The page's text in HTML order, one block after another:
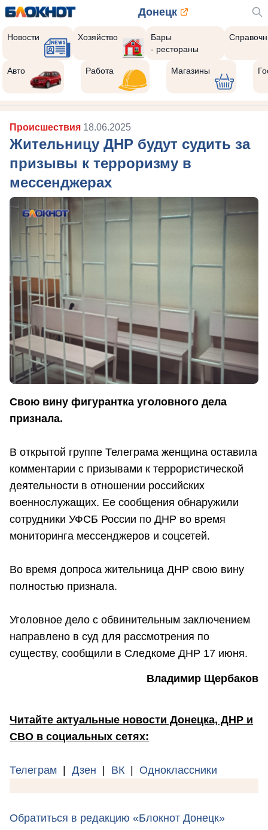
Донецк
Новости Хозяйство
Бары
- рестораны
Авто Работа Магазины
Происшествия 18.06.2025
Жительницу ДНР будут судить за
призывы к терроризму в
мессенджерах
Свою вину фигурантка уголовного дела
признала.
В открытой группе Телеграма женщина оставила
комментарии с призывами к террористической
деятельности в отношении российских
военнослужащих. Ее сообщения обнаружили
сотрудники УФСБ России по ДНР во время
мониторинга мессенджеров и соцсетей.
Во время допроса жительница ДНР свою вину
полностью признала.
Уголовное дело с обвинительным заключением
направлено в суд для рассмотрения по
существу, сообщили в Следкоме ДНР 17 июня.
Владимир Щербаков
Читайте актуальные новости Донецка, ДНР и
СВО в социальных сетях:
Телеграм | Дзен | ВК | Одноклассники
Обратиться в редакцию «Блокнот Донецк»